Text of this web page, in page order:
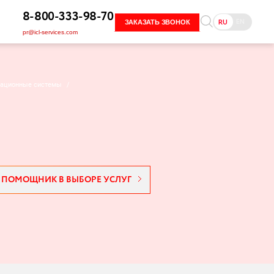
8-800-333-98-70
pr@icl-services.com
ЗАКАЗАТЬ ЗВОНОК RU
системы
ПОМОЩНИК В ВЫБОРЕ УСЛУГ